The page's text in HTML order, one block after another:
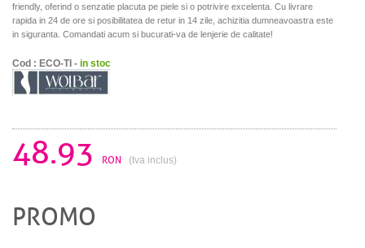
friendly, oferind o senzatie placuta pe piele si o potrivire excelenta. Cu livrare
rapida in 24 de ore si posibilitatea de retur in 14 zile, achizitia dumneavoastra este
in siguranta. Comandati acum si bucurati-va de lenjerie de calitate!
Cod : ECO-TI - in stoc
48.93 RON (tva inclus)
PROMO